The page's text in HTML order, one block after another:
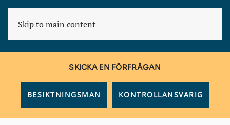
Skip to main content
KONSULT
SKICKA EN FÖRFRÅGAN
BESIKTNINGSMAN KONTROLLANSVARIG